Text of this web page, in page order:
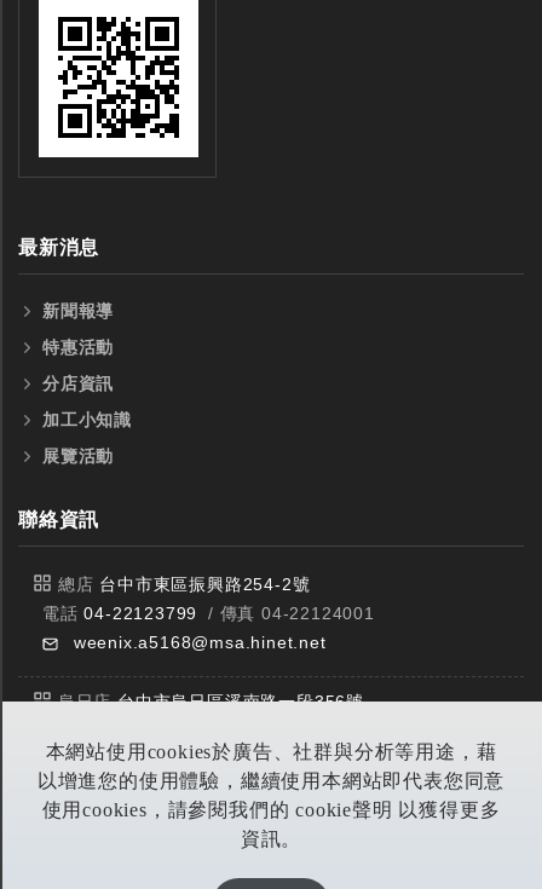
本網站使用cookies於廣告、社群與分析等用途，藉
以增進您的使用體驗，繼續使用本網站即代表您同意
使用cookies，請參閱我們的 cookie聲明 以獲得更多
資訊。
最新消息
新聞報導
特惠活動
分店資訊
加工小知識
展覽活動
聯絡資訊
總店 台中市東區振興路254-2號
電話04-22123799
/ 傳真 04-22124001
weenix.a5168@msa.hinet.net
烏日店台中市烏日區溪南路一段356號
豐原店台中市潭子區中山路三段303號
電話04-25314953 / 傳真 04-25314290